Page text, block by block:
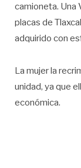
camioneta. Una
placas de
adquirido con
La mujer la
unidad, ya que
económica.